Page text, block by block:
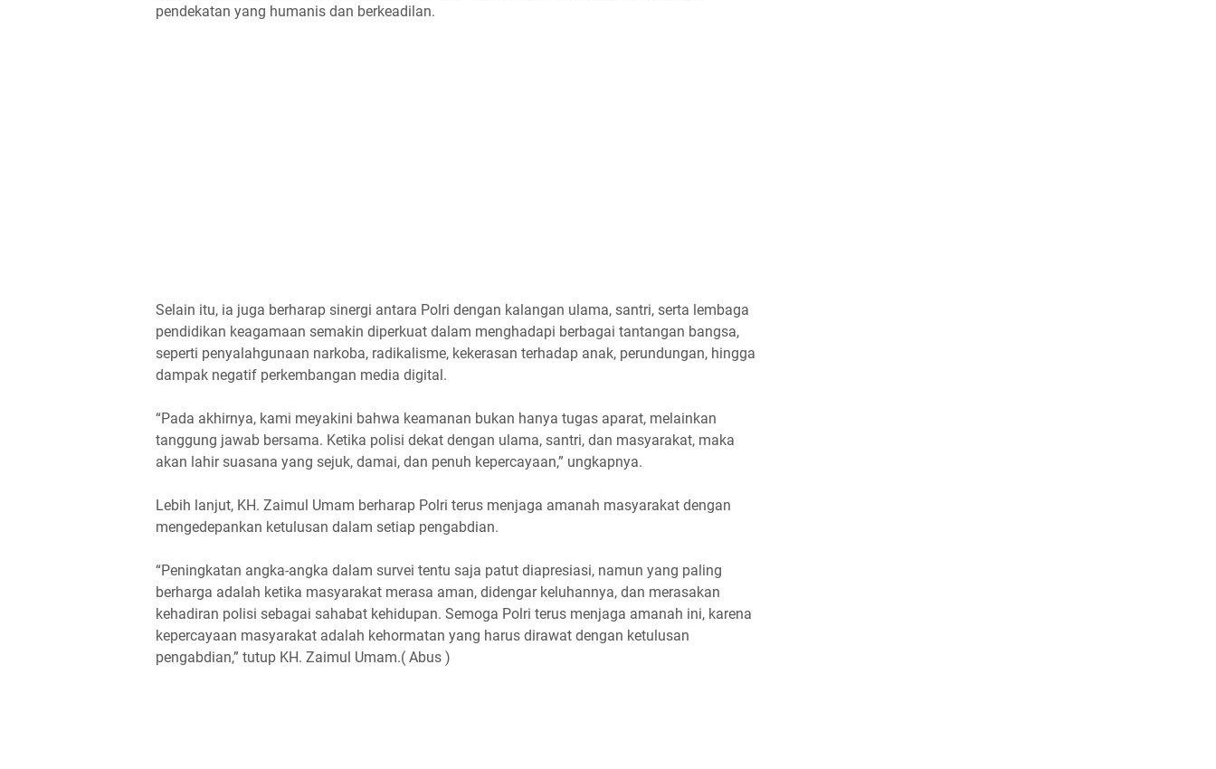
pendekatan yang humanis dan berkeadilan.
Selain itu, ia juga berharap sinergi antara Polri dengan kalangan ulama, santri, serta lembaga
pendidikan keagamaan semakin diperkuat dalam menghadapi berbagai tantangan bangsa,
seperti penyalahgunaan narkoba, radikalisme, kekerasan terhadap anak, perundungan, hingga
dampak negatif perkembangan media digital.
“Pada akhirnya, kami meyakini bahwa keamanan bukan hanya tugas aparat, melainkan
tanggung jawab bersama. Ketika polisi dekat dengan ulama, santri, dan masyarakat, maka
akan lahir suasana yang sejuk, damai, dan penuh kepercayaan,” ungkapnya.
Lebih lanjut, KH. Zaimul Umam berharap Polri terus menjaga amanah masyarakat dengan
mengedepankan ketulusan dalam setiap pengabdian.
“Peningkatan angka-angka dalam survei tentu saja patut diapresiasi, namun yang paling
berharga adalah ketika masyarakat merasa aman, didengar keluhannya, dan merasakan
kehadiran polisi sebagai sahabat kehidupan. Semoga Polri terus menjaga amanah ini, karena
kepercayaan masyarakat adalah kehormatan yang harus dirawat dengan ketulusan
pengabdian,” tutup KH. Zaimul Umam.( Abus )